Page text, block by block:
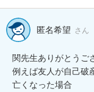
匿名希望 さん
関先生ありがとうご
例えば友人が自己破
亡くなった場合